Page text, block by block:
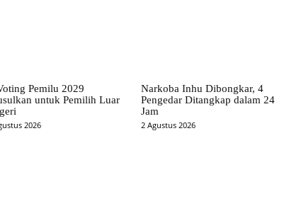
Pemilu 2029
untuk Pemilih Luar
2026
Narkoba Inhu Dibongkar, 4
Pengedar Ditangkap dalam 24
Jam
2 Agustus 2026